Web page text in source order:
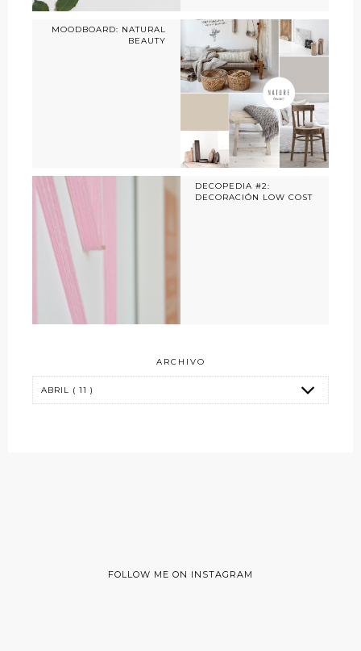
MOODBOARD: NATURAL
BEAUTY
DECOPEDIA #2:
DECORACIÓN LOW COST
ARCHIVO
FOLLOW ME ON INSTAGRAM